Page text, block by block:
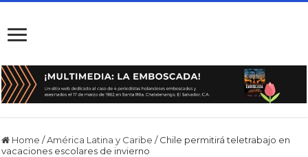
Home /América Latina y Caribe / Chile permitirá teletrabajo en
vacaciones escolares de invierno